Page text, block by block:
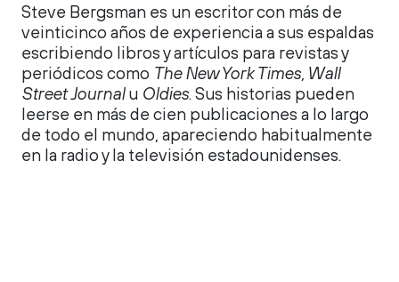
Steve Bergsman es un escritor con más de
veinticinco años de experiencia a sus espaldas
escribiendo libros y artículos para revistas y
periódicos como The New York Times, Wall
Street Journalu Oldies. Sus historias pueden
leerse en más de cien publicaciones a lo largo
de todo el mundo, apareciendo habitualmente
en la radio y la televisión estadounidenses.